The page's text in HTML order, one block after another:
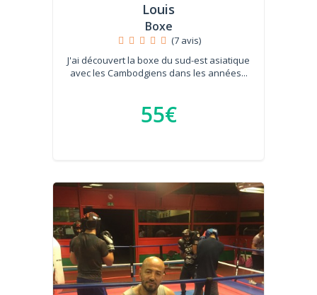
Louis
Boxe
(7 avis)
J'ai découvert la boxe du sud-est asiatique
avec les Cambodgiens dans les années...
55€